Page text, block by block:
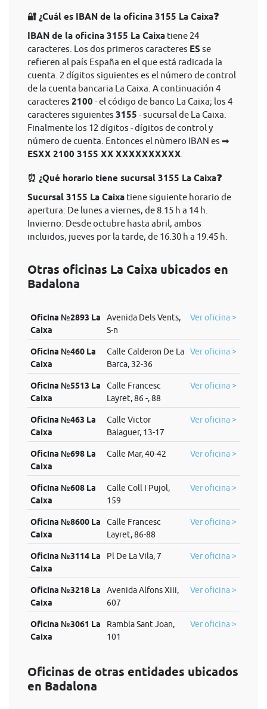
🔐 ¿Cuál es IBAN de la oficina 3155 La Caixa❓
IBAN de la oficina 3155 La Caixa tiene 24
caracteres. Los dos primeros caracteres ES se
refieren al país España en el que está radicada la
cuenta. 2 dígitos siguientes es el número de control
de la cuenta bancaria La Caixa. A continuación 4
caracteres 2100 - el código de banco La Caixa; los 4
caracteres siguientes 3155 - sucursal de La Caixa.
Finalmente los 12 dígitos - dígitos de control y
número de cuenta. Entonces el nùmero IBAN es ➡
ESXX 2100 3155 XX XXXXXXXXXX
⏰ ¿Qué horario tiene sucursal 3155 La Caixa❓
Sucursal 3155 La Caixa tiene siguiente horario de
apertura: De lunes a viernes, de 8.15 h a 14 h.
Invierno: Desde octubre hasta abril, ambos
incluidos, jueves por la tarde, de 16.30 h a 19.45 h.
Otras oficinas La Caixa ubicados en
Badalona
Oficina №2893 La
Caixa
Avenida Dels Vents,
S-n
Ver oficina >
Oficina №460 La
Caixa
Calle Calderon De La
Barca, 32-36
Ver oficina >
Oficina №5513 La
Caixa
Calle Francesc
Layret, 86 -, 88
Ver oficina >
Oficina №463 La
Caixa
Calle Victor
Balaguer, 13-17
Ver oficina >
Oficina №698 La
Caixa
Calle Mar, 40-42 Ver oficina >
Oficina №608 La
Caixa
Calle Coll I Pujol,
159
Ver oficina >
Oficina №8600 La
Caixa
Calle Francesc
Layret, 86-88
Ver oficina >
Oficina №3114 La
Caixa
Pl De La Vila, 7 Ver oficina >
Oficina №3218 La
Caixa
Avenida Alfons Xiii,
607
Ver oficina >
Oficina №3061 La
Caixa
Rambla Sant Joan,
101
Ver oficina >
Oficinas de otras entidades ubicados
en Badalona